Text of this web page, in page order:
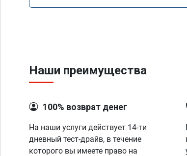
Наши преимущества
100% возврат денег
На наши услуги действует 14-ти
дневный тест-драйв, в течение
которого вы имеете право на